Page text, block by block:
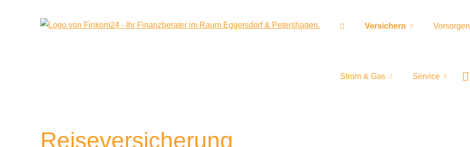
Versichern Vorsorgen
Strom & Gas Service
Reiseversicherung